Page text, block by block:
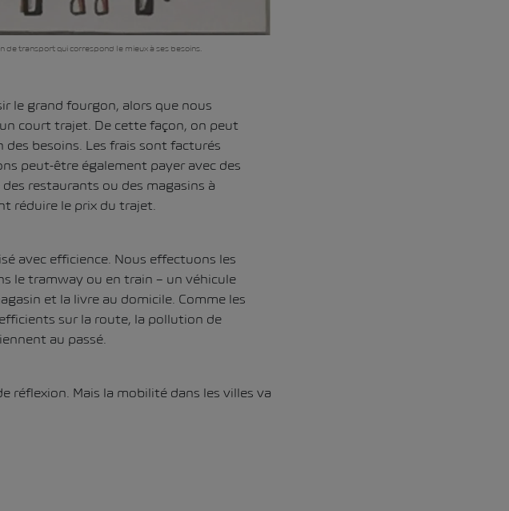
de transport qui correspond le mieux à ses besoins.
le grand fourgon, alors que nous
court trajet. De cette façon, on peut
besoins. Les frais sont facturés
peut-être également payer avec des
restaurants ou des magasins à
réduire le prix du trajet.
avec efficience. Nous effectuons les
le tramway ou en train – un véhicule
et la livre au domicile. Comme les
sur la route, la pollution de
au passé.
réflexion. Mais la mobilité dans les villes va